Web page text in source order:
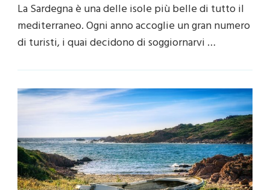
La Sardegna è una delle isole più belle di tutto il
mediterraneo. Ogni anno accoglie un gran numero
di turisti, i quai decidono di soggiornarvi …